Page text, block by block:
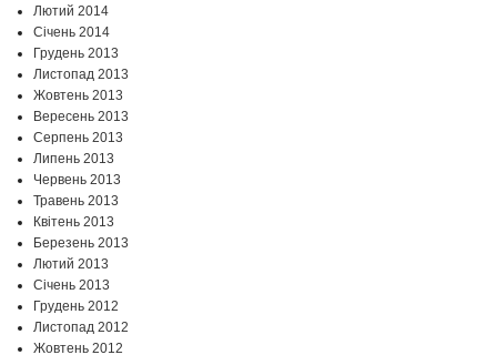
Лютий 2014
Січень 2014
Грудень 2013
Листопад 2013
Жовтень 2013
Вересень 2013
Серпень 2013
Липень 2013
Червень 2013
Травень 2013
Квітень 2013
Березень 2013
Лютий 2013
Січень 2013
Грудень 2012
Листопад 2012
Жовтень 2012